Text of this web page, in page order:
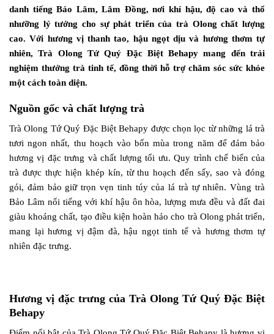
danh tiếng Bảo Lâm, Lâm Đồng, nơi khí hậu, độ cao và thổ
nhưỡng lý tưởng cho sự phát triển của trà Olong chất lượng
cao. Với hương vị thanh tao, hậu ngọt dịu và hương thơm tự
nhiên, Trà Olong Tứ Quý Đặc Biệt Behapy mang đến trải
nghiệm thưởng trà tinh tế, đồng thời hỗ trợ chăm sóc sức khỏe
một cách toàn diện.
Nguồn gốc và chất lượng trà
Trà Olong Tứ Quý Đặc Biệt Behapy được chọn lọc từ những lá trà
tươi ngon nhất, thu hoạch vào bốn mùa trong năm để đảm bảo
hương vị đặc trưng và chất lượng tối ưu. Quy trình chế biến của
trà được thực hiện khép kín, từ thu hoạch đến sấy, sao và đóng
gói, đảm bảo giữ trọn vẹn tinh túy của lá trà tự nhiên. Vùng trà
Bảo Lâm nổi tiếng với khí hậu ôn hòa, lượng mưa đều và đất đai
giàu khoáng chất, tạo điều kiện hoàn hảo cho trà Olong phát triển,
mang lại hương vị đậm đà, hậu ngọt tinh tế và hương thơm tự
nhiên đặc trưng.
Hương vị đặc trưng của Trà Olong Tứ Quý Đặc Biệt
Behapy